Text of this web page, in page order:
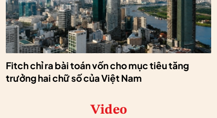
Fitch chỉ ra bài toán vốn cho mục tiêu tăng
trưởng hai chữ số của Việt Nam
Video